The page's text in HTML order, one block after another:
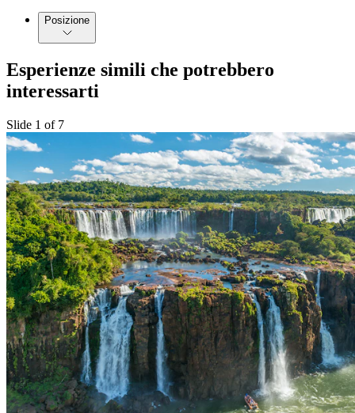
Posizione
Esperienze simili che potrebbero
interessarti
Slide 1 of 7